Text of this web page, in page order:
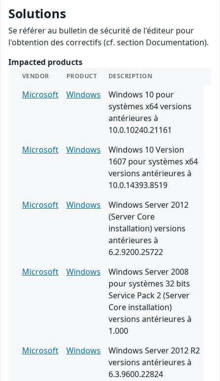
Solutions
Se référer au bulletin de sécurité de l'éditeur pour
l'obtention des correctifs (cf. section Documentation).
Impacted products
VENDOR PRODUCT DESCRIPTION
Microsoft Windows
Windows 10 pour
systèmes x64 versions
antérieures à
10.0.10240.21161
Microsoft
Windows
Windows 10 Version
1607 pour systèmes x64
versions antérieures à
10.0.14393.8519
Microsoft
Windows
Windows Server 2012
(Server Core
installation) versions
antérieures à
6.2.9200.25722
Microsoft
Windows
Windows Server 2008
pour systèmes 32 bits
Service Pack 2 (Server
Core installation)
versions antérieures à
1.000
Microsoft
Windows
Windows Server 2012 R2
versions antérieures à
6.3.9600.22824